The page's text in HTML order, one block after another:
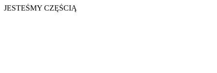
JESTEŚMY CZĘŚCIĄ